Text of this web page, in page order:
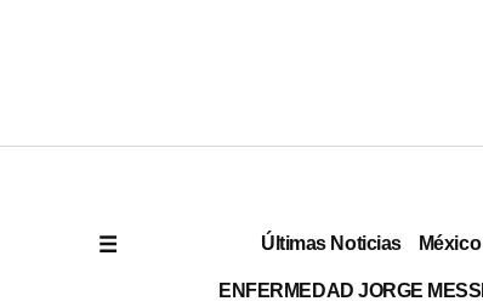
Últimas Noticias México
ENFERMEDAD JORGE MESSI